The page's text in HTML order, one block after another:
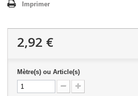
Imprimer
2,92 €
Mètre(s) ou Article(s)